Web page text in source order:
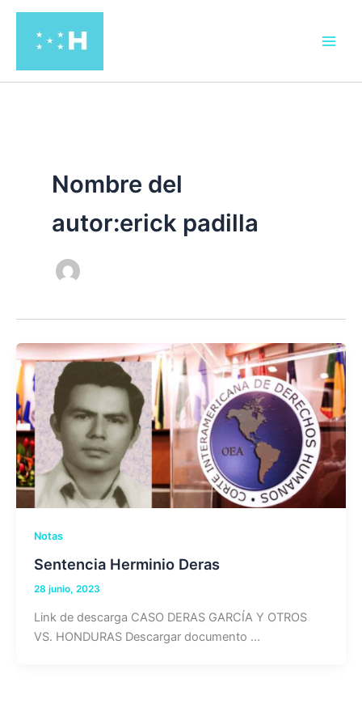
contenido
Nombre del
autor:erick padilla
Notas
Sentencia Herminio Deras
28 junio, 2023
Link de descarga CASO DERAS GARCÍA Y OTROS
VS. HONDURAS Descargar documento …